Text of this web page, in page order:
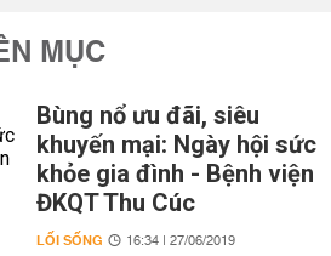
MỤC
Bùng nổ ưu đãi, siêu
khuyến mại: Ngày hội sức
khỏe gia đình - Bệnh viện
ĐKQT Thu Cúc
LỐI SỐNG 16:34 | 27/06/2019